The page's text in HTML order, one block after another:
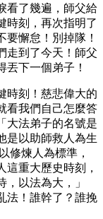
看了幾遍，師父給
時刻，再次指明了
懈怠！別掉隊！
走到了今天！師父
下一個弟子！
時刻！慈悲偉大的
看我們自己怎麼答
大法弟子的名號是
是以助師救人為生
修煉人為標準，
這重大歷史時刻，
以法為大，」
法！誰幹了？誰挽